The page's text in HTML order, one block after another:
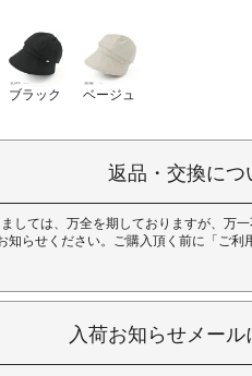
ブラック ベージュ
返品・交換につ
しては、万全を期しておりますが、万
知らせください。ご購入頂く前に「ご利
入荷お知らせメール